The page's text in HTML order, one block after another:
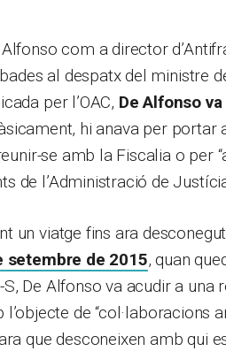
com a director
al despatx del ministre
per l’OAC, De Alfonso
hi anava per portar
se amb la Fiscalia o per
de l’Administració de
un viatge fins ara
setembre de 2015, quan
De Alfonso va acudir a una
de “col·laboracions
que desconeixen amb qui